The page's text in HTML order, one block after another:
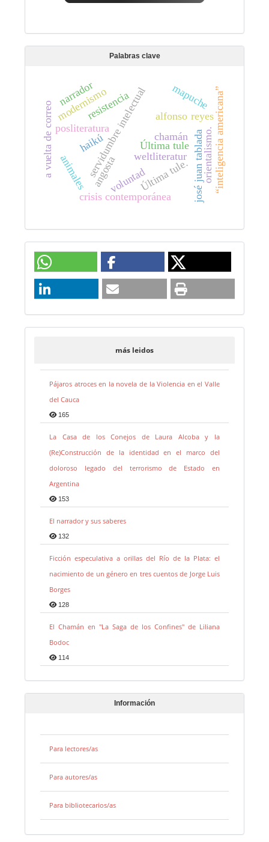
Palabras clave
servidumbre intelectual
voluntad
posliteratura
weltliteratur
crisis contemporánea
alfonso reyes“inteligencia americana”
a vuelta de correo Última tule.
Última tule josé juan tabladaorientalismo.
animales
haikú
modernismo
chamán
mapuche
resistencia
narrador
angosta
más leidos
Pájaros atroces en la novela de la Violencia en el Valle
del Cauca
165
La Casa de los Conejos de Laura Alcoba y la
(Re)Construcción de la identidad en el marco del
doloroso legado del terrorismo de Estado en
Argentina
153
El narrador y sus saberes
132
Ficción especulativa a orillas del Río de la Plata: el
nacimiento de un género en tres cuentos de Jorge Luis
Borges
128
El Chamán en "La Saga de los Confines" de Liliana
Bodoc
114
Información
Para lectores/as
Para autores/as
Para bibliotecarios/as